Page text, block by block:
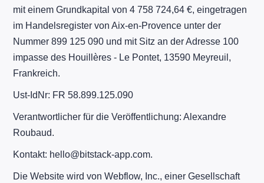
mit einem Grundkapital von 4 758 724,64 €, eingetragen
im Handelsregister von Aix-en-Provence unter der
Nummer 899 125 090 und mit Sitz an der Adresse 100
impasse des Houillères - Le Pontet, 13590 Meyreuil,
Frankreich.
Ust-IdNr: FR 58.899.125.090
Verantwortlicher für die Veröffentlichung: Alexandre
Roubaud.
Kontakt: hello@bitstack-app.com.
Die Website wird von Webflow, Inc., einer Gesellschaft